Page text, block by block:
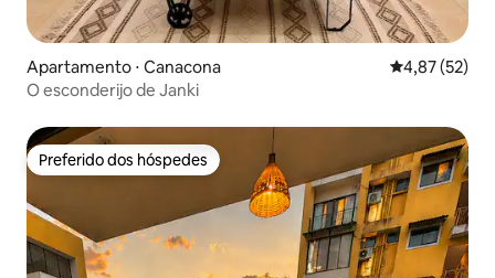
Apartamento ⋅ Canacona 4,87 de uma
4,87 (52)
O esconderijo de Janki
Preferido dos hóspedes
Preferido dos hóspedes